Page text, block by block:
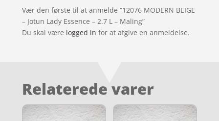
Vær den første til at anmelde “12076 MODERN BEIGE
– Jotun Lady Essence – 2.7 L – Maling”
Du skal være logged in for at afgive en anmeldelse.
Relaterede varer